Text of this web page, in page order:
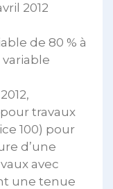
2012
de 80 % à
travaux
100) pour
d’une
avec
une tenue